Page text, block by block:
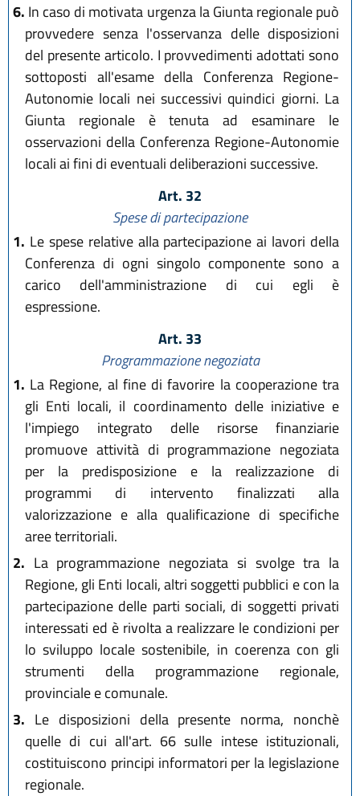
6. In caso di motivata urgenza la Giunta regionale può
provvedere senza l'osservanza delle disposizioni
del presente articolo. I provvedimenti adottati sono
sottoposti all'esame della Conferenza Regione-
Autonomie locali nei successivi quindici giorni. La
Giunta regionale è tenuta ad esaminare le
osservazioni della Conferenza Regione-Autonomie
locali ai fini di eventuali deliberazioni successive.
Art. 32
Spese di partecipazione
1. Le spese relative alla partecipazione ai lavori della
Conferenza di ogni singolo componente sono a
carico dell'amministrazione di cui egli è
espressione.
Art. 33
Programmazione negoziata
1. La Regione, al fine di favorire la cooperazione tra
gli Enti locali, il coordinamento delle iniziative e
l'impiego integrato delle risorse finanziarie
promuove attività di programmazione negoziata
per la predisposizione e la realizzazione di
programmi di intervento finalizzati alla
valorizzazione e alla qualificazione di specifiche
aree territoriali.
2. La programmazione negoziata si svolge tra la
Regione, gli Enti locali, altri soggetti pubblici e con la
partecipazione delle parti sociali, di soggetti privati
interessati ed è rivolta a realizzare le condizioni per
lo sviluppo locale sostenibile, in coerenza con gli
strumenti della programmazione regionale,
provinciale e comunale.
3. Le disposizioni della presente norma, nonchè
quelle di cui all'art. 66 sulle intese istituzionali,
costituiscono principi informatori per la legislazione
regionale.